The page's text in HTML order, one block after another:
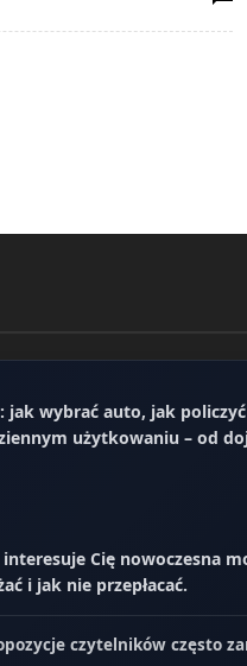
wybrać auto, jak
użytkowaniu – od
Cię nowoczesna
i jak nie przepłacać.
czytelników często